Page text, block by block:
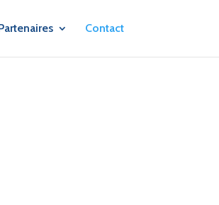
Contact